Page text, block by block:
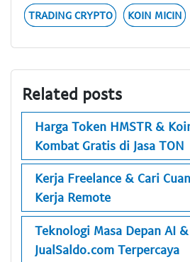
TRADING CRYPTO KOIN MICIN
Related posts
Harga Token HMSTR &
Kombat Gratis di Jasa TON
Kerja Freelance & Cari
Kerja Remote
Teknologi Masa Depan AI &
JualSaldo.com Terpercaya